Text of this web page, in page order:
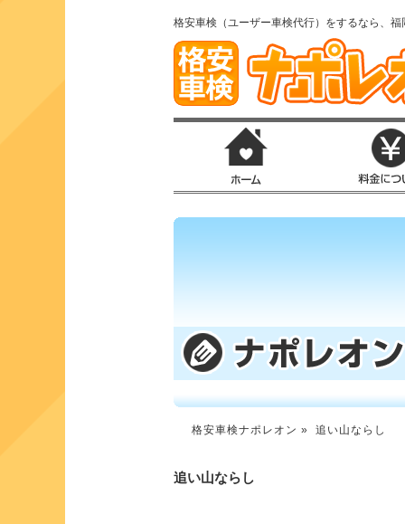
格安車検（ユーザー車検代行）をするなら、
格安車検ナポレオン » 追い山ならし
追い山ならし